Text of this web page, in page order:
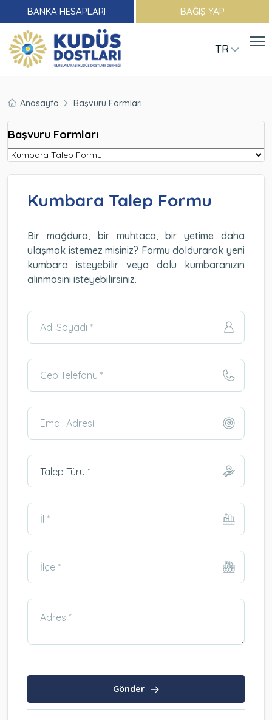
BANKA HESAPLARI BAĞIŞ YAP
TR
Anasayfa Başvuru Formları
Başvuru Formları
Kumbara Talep Formu
Bir mağdura, bir muhtaca, bir yetime daha
ulaşmak istemez misiniz? Formu doldurarak yeni
kumbara isteyebilir veya dolu kumbaranızın
alınmasını isteyebilirsiniz.
Gönder